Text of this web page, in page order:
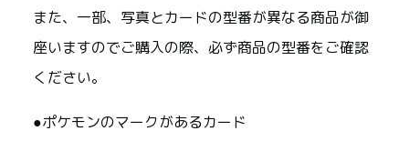
また、一部、写真とカードの型番が異なる商品が御
座いますのでご購入の際、必ず商品の型番をご確認
ください。
●ポケモンのマークがあるカード